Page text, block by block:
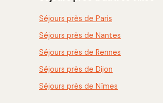
Séjours près de Paris
Séjours près de Nantes
Séjours près de Rennes
Séjours près de Dijon
Séjours près de Nîmes